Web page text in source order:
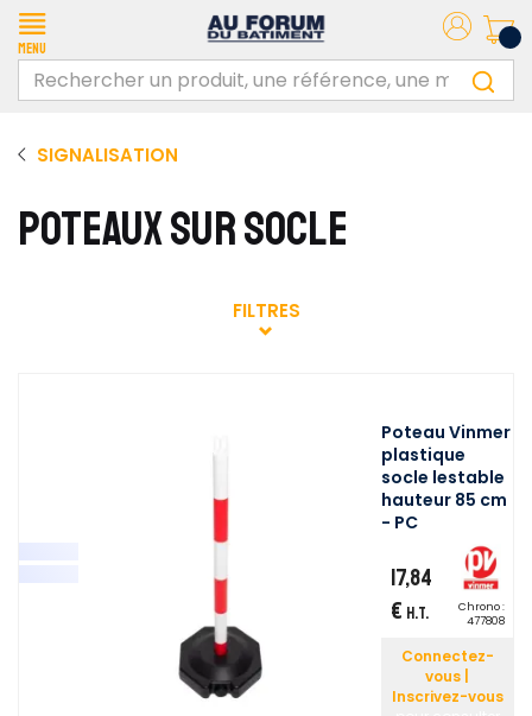
Menu
SIGNALISATION
POTEAUX SUR SOCLE
FILTRES
Poteau Vinmer
plastique
socle lestable
hauteur 85 cm
- PC
17,84
€ H.T.
Chrono :
477808
Connectez-
vous |
Inscrivez-vous